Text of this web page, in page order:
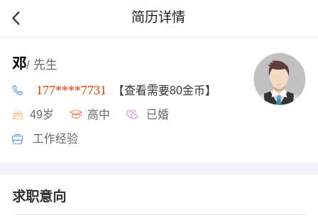
简历详情
邓/ 先生
177****7731 【查看需要80金币】
49岁 高中 已婚
工作经验
求职意向